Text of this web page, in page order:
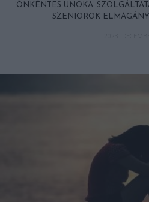
’ÖNKÉNTES UNOKA’
SZENIOROK